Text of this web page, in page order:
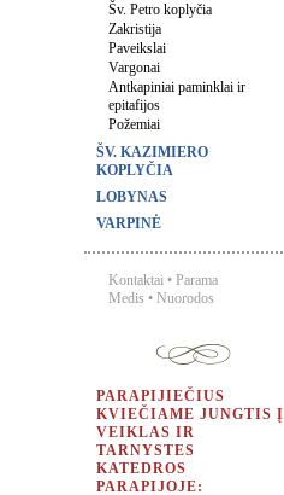
Šv. Petro koplyčia
Zakristija
Paveikslai
Vargonai
Antkapiniai paminklai ir
epitafijos
Požemiai
ŠV. KAZIMIERO
KOPLYČIA
LOBYNAS
VARPINĖ
Kontaktai • Parama
Medis • Nuorodos
PARAPIJIEČIUS
KVIEČIAME JUNGTIS Į
VEIKLAS IR
TARNYSTES
KATEDROS
PARAPIJOJE: